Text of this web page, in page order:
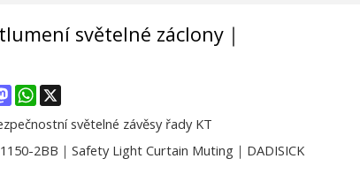
světelné záclony｜
MastodonWhatsApp
světelné závěsy řady KT
2BB｜Safety Light Curtain Muting｜DADISICK